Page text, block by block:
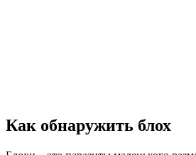
Как обнаружить блох